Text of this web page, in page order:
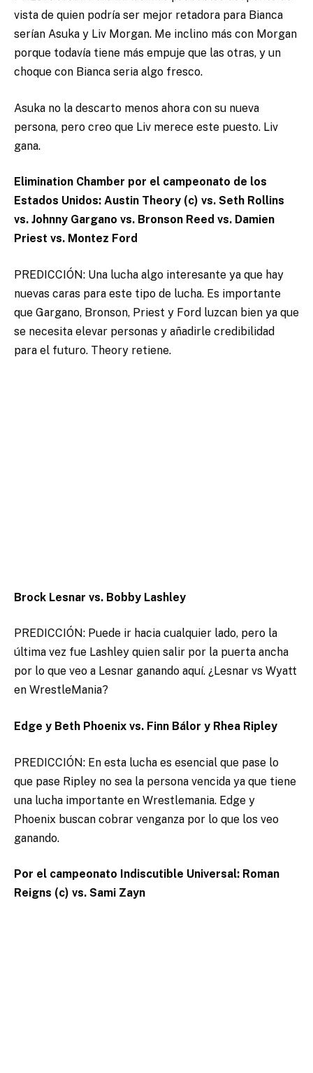
vista de quien podría ser mejor retadora para Bianca
serían Asuka y Liv Morgan. Me inclino más con Morgan
porque todavía tiene más empuje que las otras, y un
choque con Bianca seria algo fresco.
Asuka no la descarto menos ahora con su nueva
persona, pero creo que Liv merece este puesto. Liv
gana.
Elimination Chamber por el campeonato de los
Estados Unidos: Austin Theory (c) vs. Seth Rollins
vs. Johnny Gargano vs. Bronson Reed vs. Damien
Priest vs. Montez Ford
PREDICCIÓN: Una lucha algo interesante ya que hay
nuevas caras para este tipo de lucha. Es importante
que Gargano, Bronson, Priest y Ford luzcan bien ya que
se necesita elevar personas y añadirle credibilidad
para el futuro. Theory retiene.
Brock Lesnar vs. Bobby Lashley
PREDICCIÓN: Puede ir hacia cualquier lado, pero la
última vez fue Lashley quien salir por la puerta ancha
por lo que veo a Lesnar ganando aquí. ¿Lesnar vs Wyatt
en WrestleMania?
Edge y Beth Phoenix vs. Finn Bálor y Rhea Ripley
PREDICCIÓN: En esta lucha es esencial que pase lo
que pase Ripley no sea la persona vencida ya que tiene
una lucha importante en Wrestlemania. Edge y
Phoenix buscan cobrar venganza por lo que los veo
ganando.
Por el campeonato Indiscutible Universal: Roman
Reigns (c) vs. Sami Zayn